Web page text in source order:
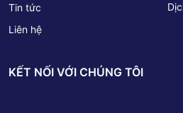
Tin tức
Liên hệ
KẾT NỐI VỚI CHÚNG TÔI